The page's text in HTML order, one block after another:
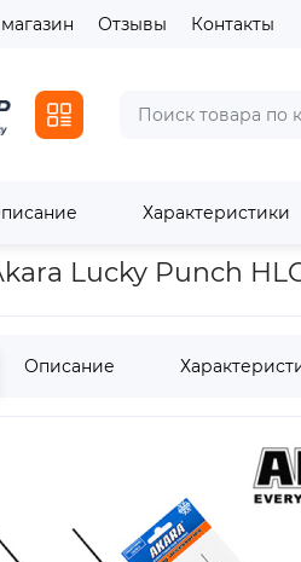
Отзывы Контакты
Характеристики
Зимние удочки Удочка
Lucky Punch
Описание